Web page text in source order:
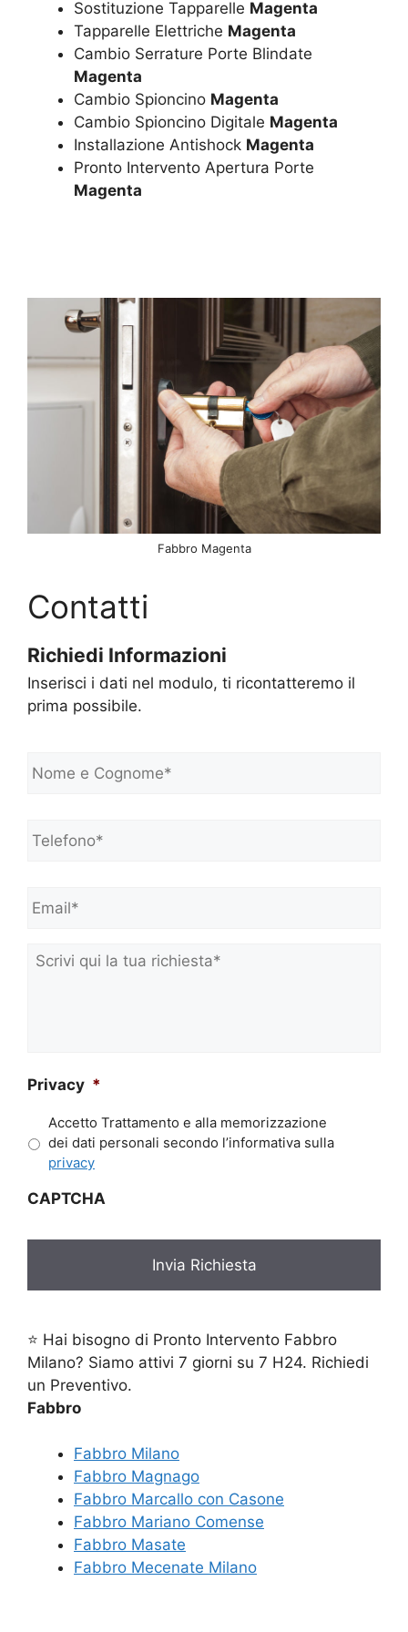
Sostituzione Tapparelle Magenta
Tapparelle Elettriche Magenta
Cambio Serrature Porte Blindate
Magenta
Cambio Spioncino Magenta
Cambio Spioncino Digitale Magenta
Installazione Antishock Magenta
Pronto Intervento Apertura Porte
Magenta
Fabbro Magenta
Contatti
Richiedi Informazioni
Inserisci i dati nel modulo, ti ricontatteremo il
prima possibile.
o
e
C
n
m
Scrivi
qui
Privacy *
Accetto Trattamento e alla memorizzazione
dei dati personali secondo l’informativa sulla
privacy
CAPTCHA
⭐ Hai bisogno di Pronto Intervento Fabbro
Milano? Siamo attivi 7 giorni su 7 H24. Richiedi
un Preventivo.
Fabbro
Fabbro Milano
Fabbro Magnago
Fabbro Marcallo con Casone
Fabbro Mariano Comense
Fabbro Masate
Fabbro Mecenate Milano